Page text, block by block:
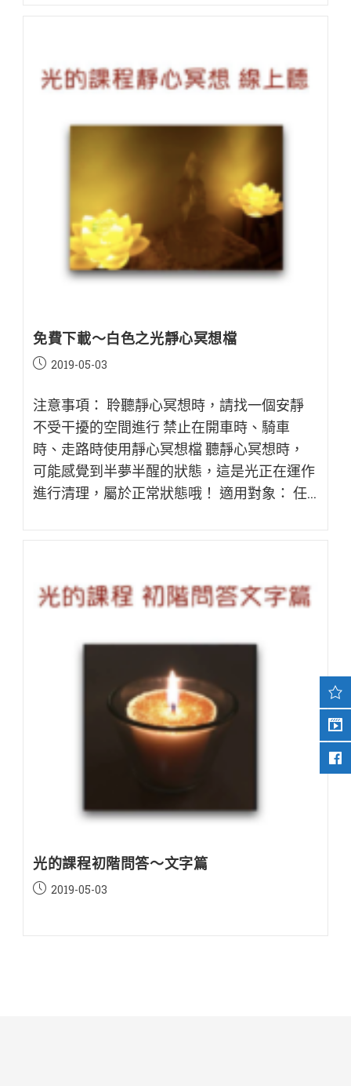
免費下載～白色之光靜心冥想檔
Post2019-05-03
注意事項： 聆聽靜心冥想時，請找一個安靜
不受干擾的空間進行 禁止在開車時、騎車
時、走路時使用靜心冥想檔 聽靜心冥想時，
可能感覺到半夢半醒的狀態，這是光正在運作
進行清理，屬於正常狀態哦！ 適用對象： 任...
光的課程初階問答～文字篇
Post2019-05-03